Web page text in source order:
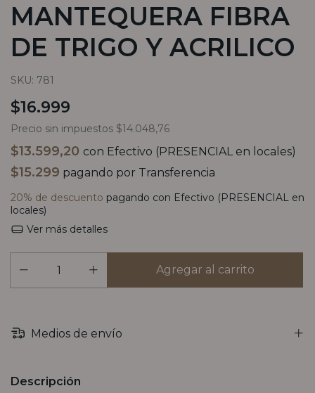
MANTEQUERA FIBRA
DE TRIGO Y ACRILICO
SKU: 781
$16.999
Precio sin impuestos $14.048,76
$13.599,20 con Efectivo (PRESENCIAL en locales)
$15.299 pagando por Transferencia
20% de descuento pagando con Efectivo (PRESENCIAL en
locales)
Ver más detalles
Medios de envío
Descripción